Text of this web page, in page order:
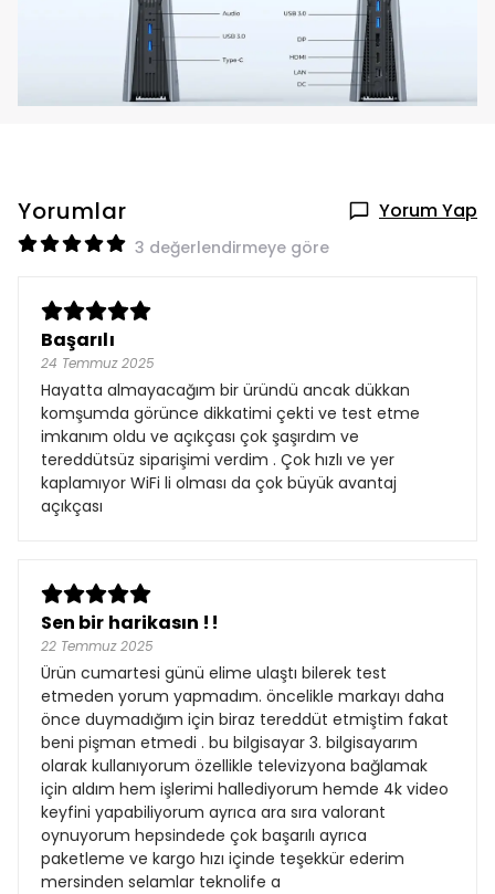
Yorumlar Yorum Yap
3 değerlendirmeye göre
Başarılı
24 Temmuz 2025
Hayatta almayacağım bir üründü ancak dükkan
komşumda görünce dikkatimi çekti ve test etme
imkanım oldu ve açıkçası çok şaşırdım ve
tereddütsüz siparişimi verdim . Çok hızlı ve yer
kaplamıyor WiFi li olması da çok büyük avantaj
açıkçası
Sen bir harikasın !!
22 Temmuz 2025
Ürün cumartesi günü elime ulaştı bilerek test
etmeden yorum yapmadım. öncelikle markayı daha
önce duymadığım için biraz tereddüt etmiştim fakat
beni pişman etmedi . bu bilgisayar 3. bilgisayarım
olarak kullanıyorum özellikle televizyona bağlamak
için aldım hem işlerimi hallediyorum hemde 4k video
keyfini yapabiliyorum ayrıca ara sıra valorant
oynuyorum hepsindede çok başarılı ayrıca
paketleme ve kargo hızı içinde teşekkür ederim
mersinden selamlar teknolife a